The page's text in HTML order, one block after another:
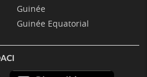
Guinée
Guinée Equatorial